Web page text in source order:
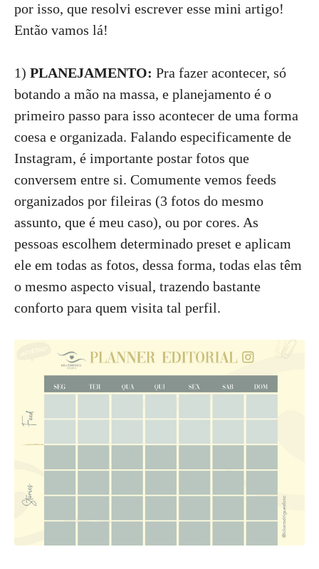
por isso, que resolvi escrever esse mini artigo!
Então vamos lá!
1) PLANEJAMENTO: Pra fazer acontecer, só
botando a mão na massa, e planejamento é o
primeiro passo para isso acontecer de uma forma
coesa e organizada. Falando especificamente de
Instagram, é importante postar fotos que
conversem entre si. Comumente vemos feeds
organizados por fileiras (3 fotos do mesmo
assunto, que é meu caso), ou por cores. As
pessoas escolhem determinado preset e aplicam
ele em todas as fotos, dessa forma, todas elas têm
o mesmo aspecto visual, trazendo bastante
conforto para quem visita tal perfil.